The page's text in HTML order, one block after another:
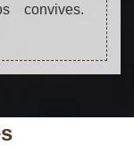
convives.